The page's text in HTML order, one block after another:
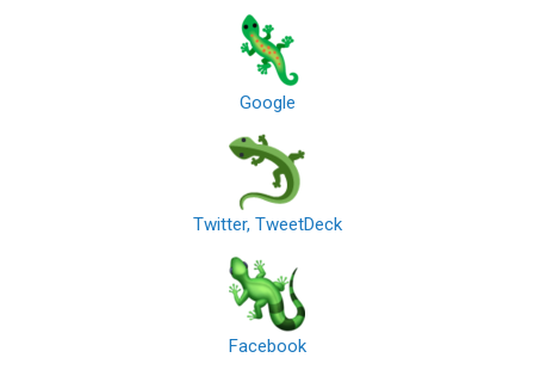
Google
Twitter, TweetDeck
Facebook